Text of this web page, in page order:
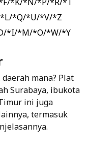
*L/*Q/*U/*V/*Z
*I/*M/*O/*W/*Y
mana? Plat
Surabaya, ibukota
ini juga
termasuk